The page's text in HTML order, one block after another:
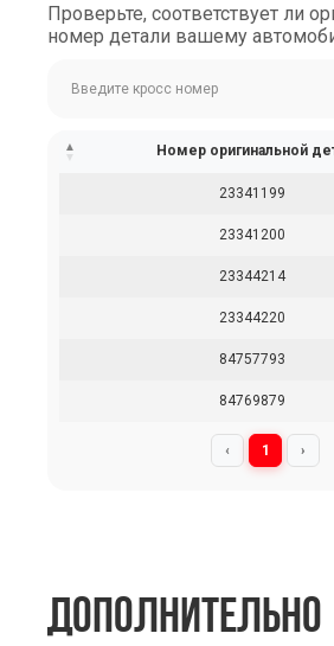
Проверьте, соответствует ли
номер детали вашему
Номер оригинальной
23341199
23341200
23344214
23344220
84757793
84769879
‹ 1 ›
ДОПОЛНИТЕЛЬНО